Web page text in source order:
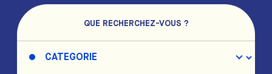
QUE RECHERCHEZ-VOUS ?